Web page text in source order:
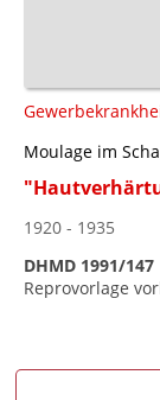
Moulage im
1920 - 1935
DHMD 1991/147
Reprovorlage